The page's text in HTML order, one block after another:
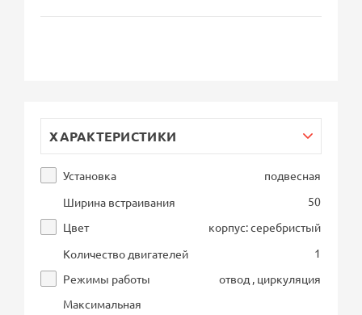
ХАРАКТЕРИСТИКИ
Установка
подвесная
Ширина встраивания
50
Цвет
корпус: серебристый
Количество двигателей
1
Режимы работы
отвод , циркуляция
Максимальная